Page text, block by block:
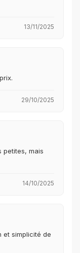
13/11/2025
29/10/2025
petites, mais
14/10/2025
et simplicité de